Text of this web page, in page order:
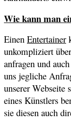
Wie kann man
Einen Entertainer
unkompliziert
anfragen und
uns jegliche
unserer Webseite
eines Künstlers
sie diesen auch